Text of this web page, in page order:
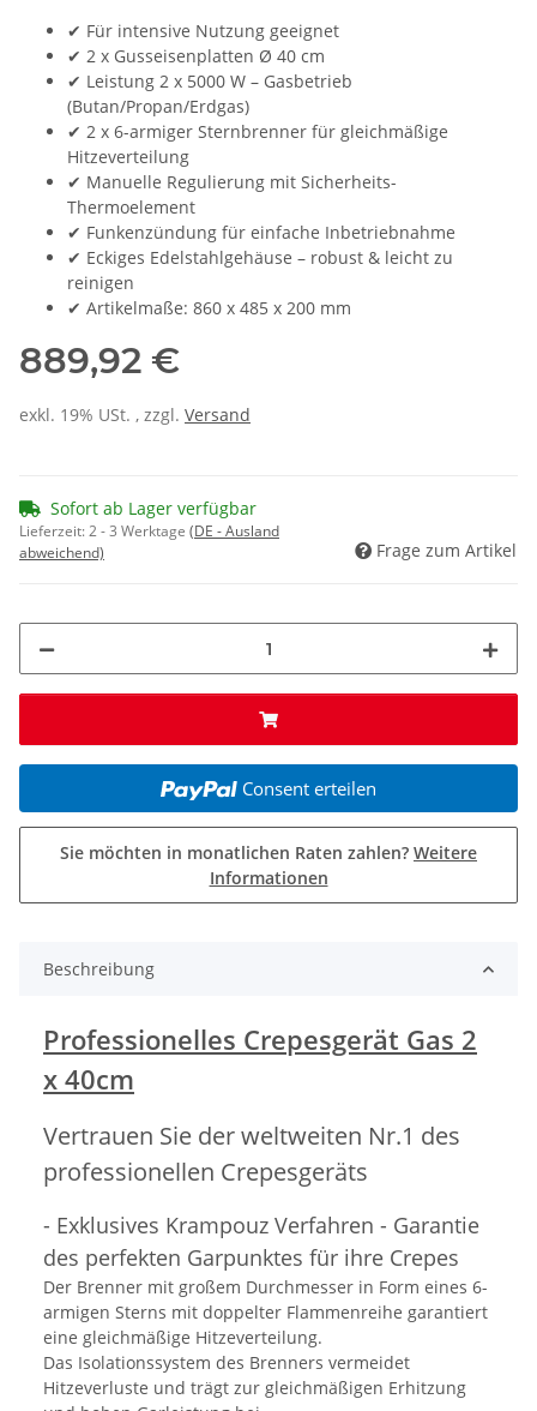
✔ Für intensive Nutzung geeignet
✔ 2 x Gusseisenplatten Ø 40 cm
✔ Leistung 2 x 5000 W – Gasbetrieb
(Butan/Propan/Erdgas)
✔ 2 x 6-armiger Sternbrenner für gleichmäßige
Hitzeverteilung
✔ Manuelle Regulierung mit Sicherheits-
Thermoelement
✔ Funkenzündung für einfache Inbetriebnahme
✔ Eckiges Edelstahlgehäuse – robust & leicht zu
reinigen
✔ Artikelmaße: 860 x 485 x 200 mm
889,92 €
exkl. 19% USt. , zzgl. Versand
Sofort ab Lager verfügbar
Lieferzeit:2 - 3 Werktage (DE - Ausland
abweichend)
Frage zum Artikel
Consent erteilen
Sie möchten in monatlichen Raten zahlen? Weitere
Informationen
Beschreibung
Professionelles Crepesgerät Gas 2
x 40cm
Vertrauen Sie der weltweiten Nr.1 des
professionellen Crepesgeräts
- Exklusives Krampouz Verfahren - Garantie
des perfekten Garpunktes für ihre Crepes
Der Brenner mit großem Durchmesser in Form eines 6-
armigen Sterns mit doppelter Flammenreihe garantiert
eine gleichmäßige Hitzeverteilung.
Das Isolationssystem des Brenners vermeidet
Hitzeverluste und trägt zur gleichmäßigen Erhitzung